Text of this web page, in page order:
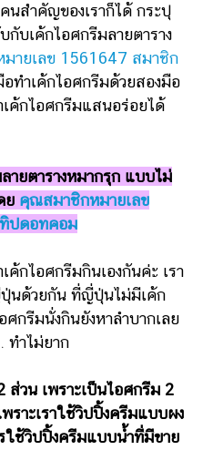
นสำคัญของเราก็ได้ กระปุ
บเค้กไอศกรีมลายตาราง
ายเลข 1561647 สมาชิก
ทำเค้กไอศกรีมด้วยสองมือ
ค้กไอศกรีมแสนอร่อยได้
ายตารางหมากรุก แบบไม่
ย คุณสมาชิกหมายเลข
ปดอทคอม
อศกรีมกินเองกันค่ะ เรา
นด้วยกัน ที่ญี่ปุ่นไม่มีเค้ก
ศกรีมนั่งกินยังหาลำบากเลย
ทำไม่ยาก
วน เพราะเป็นไอศกรีม 2
ราะเราใช้วิปปิ้งครีมแบบผง
ใช้วิปปิ้งครีมแบบน้ำที่มีขาย